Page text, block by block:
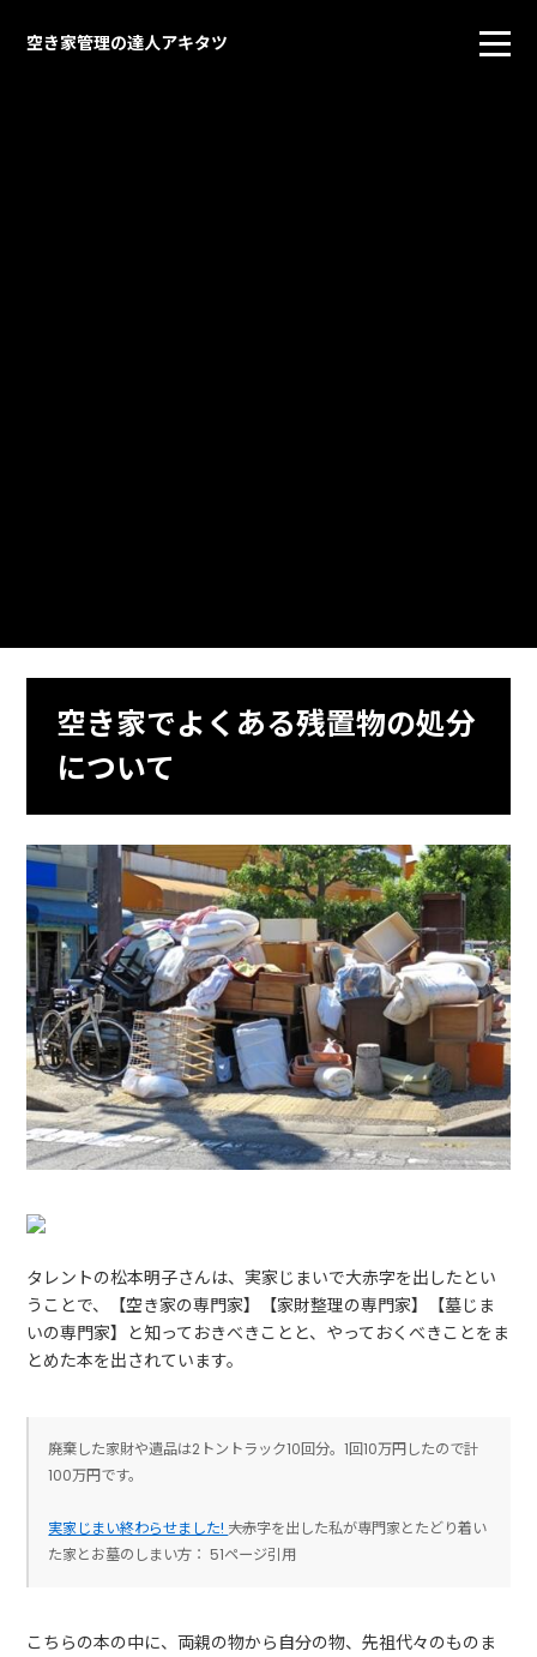
空き家管理の達人アキタツ
空き家でよくある残置物の処分
について
タレントの松本明子さんは、実家じまいで大赤字を出したとい
うことで、【空き家の専門家】【家財整理の専門家】【墓じま
いの専門家】と知っておきべきことと、やっておくべきことをま
とめた本を出されています。
廃棄した家財や遺品は2トントラック10回分。1回10万円したので計
100万円です。
実家じまい終わらせました! ――大赤字を出した私が専門家とたどり着い
た家とお墓のしまい方： 51ページ引用
こちらの本の中に、両親の物から自分の物、先祖代々のものま